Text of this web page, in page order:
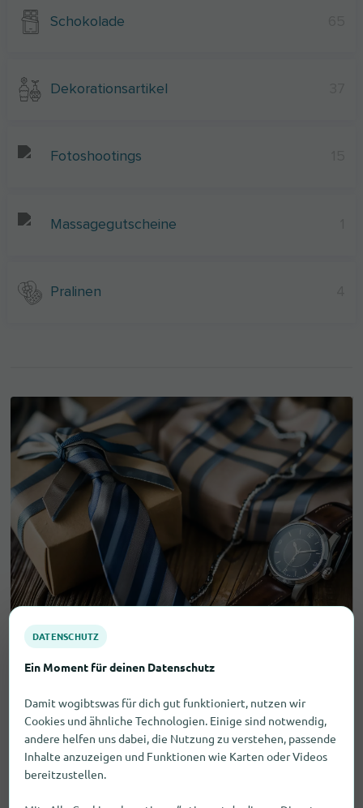
Schokolade
Dekorationsartikel
Fotoshootings
Massagegutscheine
Pralinen
Geschenke für Männer in München
Auf der Suche nach dem perfekten Geschenk für
Männer in München? Kein Problem, wir haben einige
tolle Ideen für dich, die du bei lokalen Händlern in
der Stadt finden kannst.
DATENSCHUTZ
Ein Moment für deinen Datenschutz
Damit wogibtswas für dich gut funktioniert, nutzen wir
Cookies und ähnliche Technologien. Einige sind notwendig,
andere helfen uns dabei, die Nutzung zu verstehen, passende
Inhalte anzuzeigen und Funktionen wie Karten oder Videos
bereitzustellen.